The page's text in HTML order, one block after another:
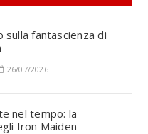
sulla fantascienza di
26/07/2026
nel tempo: la
Iron Maiden